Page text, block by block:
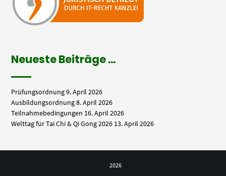
Neueste Beiträge …
Prüfungsordnung9. April 2026
Ausbildungsordnung8. April 2026
Teilnahmebedingungen 16. April 2026
Welttag für Tai Chi & Qi Gong 2026 13. April 2026
2026